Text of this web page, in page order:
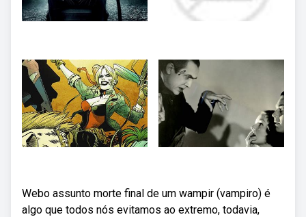
Webo assunto morte final de um wampir (vampiro) é
algo que todos nós evitamos ao extremo, todavia,